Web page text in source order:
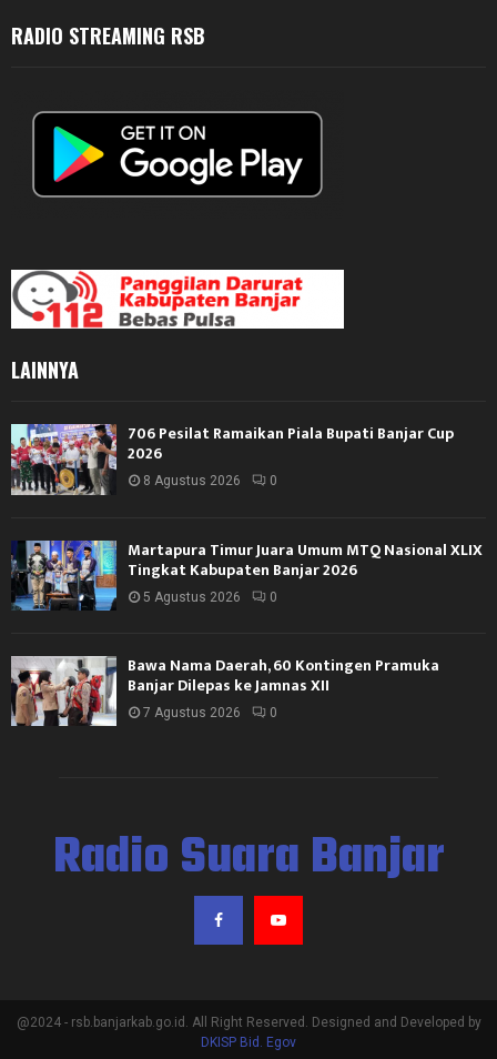
RADIO STREAMING RSB
LAINNYA
706 Pesilat Ramaikan Piala Bupati Banjar Cup
2026
8 Agustus 2026 0
Martapura Timur Juara Umum MTQ Nasional XLIX
Tingkat Kabupaten Banjar 2026
5 Agustus 2026 0
Bawa Nama Daerah, 60 Kontingen Pramuka
Banjar Dilepas ke Jamnas XII
7 Agustus 2026 0
Radio Suara Banjar
@2024 - rsb.banjarkab.go.id. All Right Reserved. Designed and Developed by
DKISP Bid. Egov